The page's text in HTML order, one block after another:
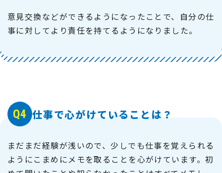
意見交換などができるようになったことで、自分の仕
事に対してより責任を持てるようになりました。
Q4 仕事で心がけていることは？
まだまだ経験が浅いので、少しでも仕事を覚えられる
ようにこまめにメモを取ることを心がけています。初